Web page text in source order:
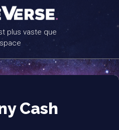
plus vaste que
Cash